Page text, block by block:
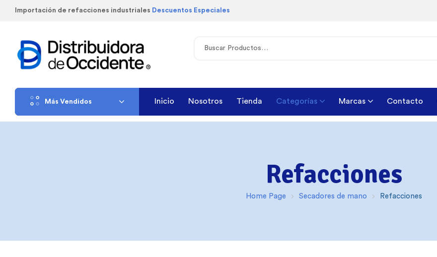
Importación de refacciones industriales Descuentos Especiales
Más Vendidos Inicio Nosotros Tienda Categorías Marcas Contacto
Refacciones
Home Page Secadores de mano Refacciones